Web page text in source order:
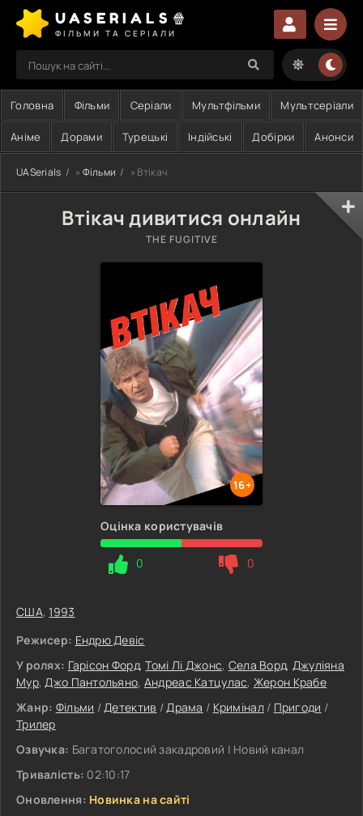
UASERIALS🍿
ФІЛЬМИ ТА СЕРІАЛИ
Головна Фільми Серіали Мультфільми Мультсеріали
Аніме Дорами Турецькі Індійські Добірки Анонси
UASerials » Фільми » Втікач
Втікач дивитися онлайн
THE FUGITIVE
16+
Оцінка користувачів
0 0
США,1993
Режисер: Ендрю Девіс
У ролях: Гарісон Форд,Томі Лі Джонс, Села Ворд, Джуліяна
Мур,Джо Пантольяно, Андреас Катцулас, Жерон Крабе
Жанр: Фільми /Детектив /Драма / Кримінал / Пригоди /
Трилер
Озвучка: Багатоголосий закадровий | Новий канал
Тривалість: 02:10:17
Оновлення: Новинка на сайті